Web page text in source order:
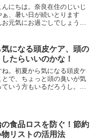
んにちは。奈良在住のじいじ
ぁ、暑い日が続いとります
元気にお過ごしでしょう
だくで孫たちと遊びまわっと
。今回はその時の様...
になる頭皮ケア、頭の
たらいいのかな！
ね。初夏から気になる頭皮ケ
とで、ちょっと頭の臭いが気
ていう方もいるだろうし。実
が多すぎること...
食品ロスを防ぐ！節約
リストの活用法